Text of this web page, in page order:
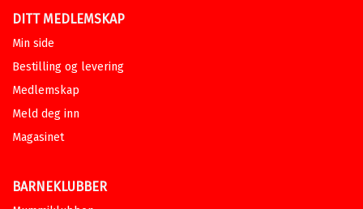
DITT MEDLEMSKAP
Min side
Bestilling og levering
Medlemskap
Meld deg inn
Magasinet
BARNEKLUBBER